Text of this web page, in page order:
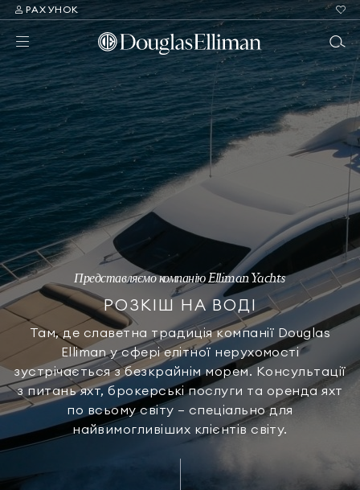
РАХУНОК
Представляємо компанію Elliman Yachts
РОЗКІШ НА ВОДІ
Там, де славетна традиція компанії Douglas
Elliman у сфері елітної нерухомості
зустрічається з безкрайнім морем. Консультації
з питань яхт, брокерські послуги та оренда яхт
по всьому світу — спеціально для
найвимогливіших клієнтів світу.